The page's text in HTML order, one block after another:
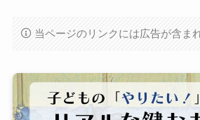
当ページのリンクには広告が含ま